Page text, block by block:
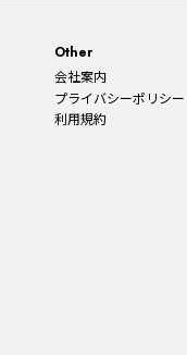
Other
会社案内
プライバシーポリシー
利用規約